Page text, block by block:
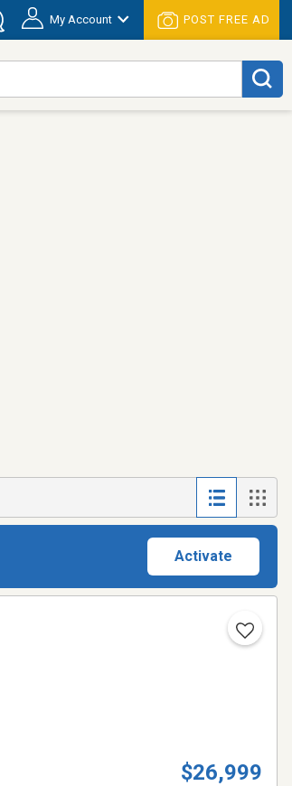
My Account POST FREE AD
Activate
$26,999